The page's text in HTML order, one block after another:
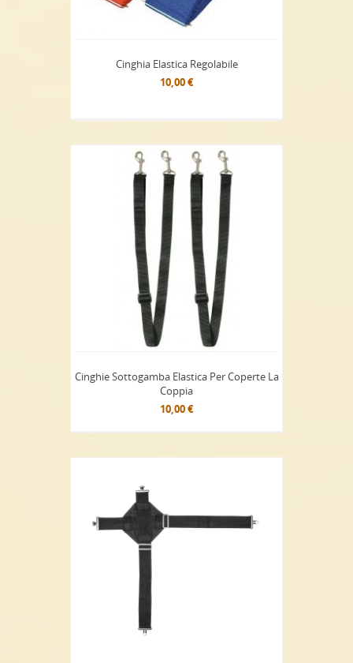
Cinghia Elastica Regolabile
10,00 €
Cinghie Sottogamba Elastica Per Coperte La
Coppia
10,00 €